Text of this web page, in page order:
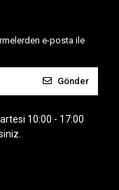
e-posta ile
Gönder
10:00 - 17:00